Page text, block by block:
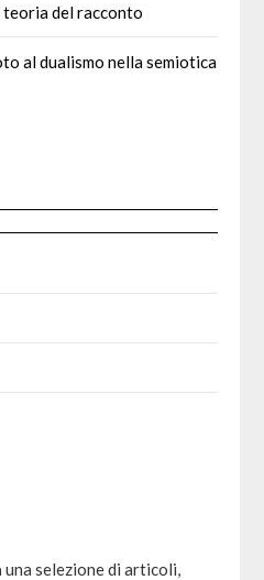
teoria del racconto
al dualismo nella semiotica
una selezione di articoli,